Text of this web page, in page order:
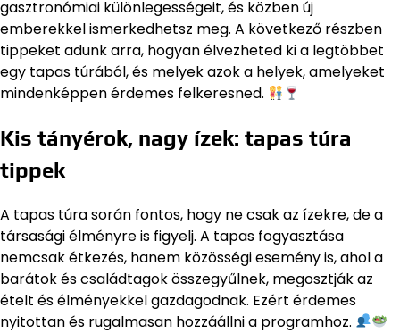
gasztronómiai különlegességeit, és közben új
emberekkel ismerkedhetsz meg. A következő részben
tippeket adunk arra, hogyan élvezheted ki a legtöbbet
egy tapas túrából, és melyek azok a helyek, amelyeket
mindenképpen érdemes felkeresned.
Kis tányérok, nagy ízek: tapas túra
tippek
A tapas túra során fontos, hogy ne csak az ízekre, de a
társasági élményre is figyelj. A tapas fogyasztása
nemcsak étkezés, hanem közösségi esemény is, ahol a
barátok és családtagok összegyűlnek, megosztják az
ételt és élményekkel gazdagodnak. Ezért érdemes
nyitottan és rugalmasan hozzáállni a programhoz.